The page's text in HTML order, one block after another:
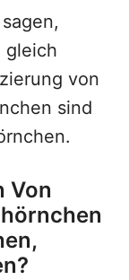
gleich
von
sind
Von